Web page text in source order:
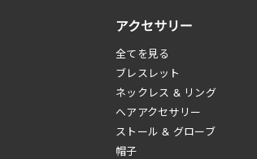
アクセサリー
全てを見る
ブレスレット
ネックレス & リング
へアアクセサリー
ストール & グローブ
帽子